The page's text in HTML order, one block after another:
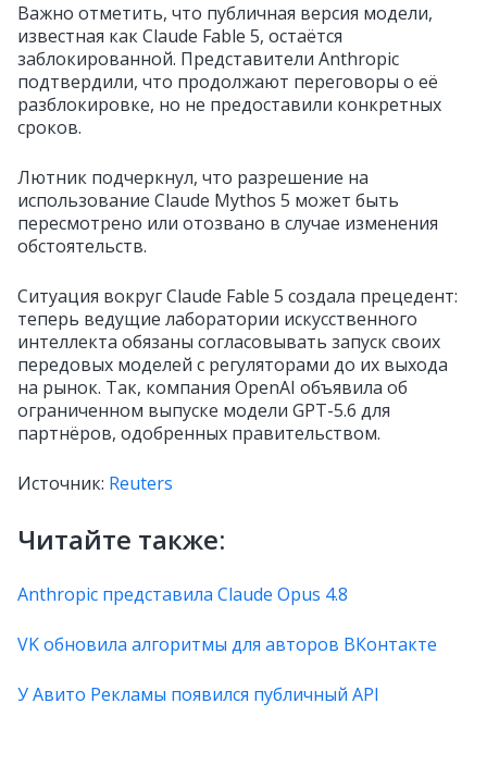
Важно отметить, что публичная версия модели,
известная как Claude Fable 5, остаётся
заблокированной. Представители Anthropic
подтвердили, что продолжают переговоры о её
разблокировке, но не предоставили конкретных
сроков.
Лютник подчеркнул, что разрешение на
использование Claude Mythos 5 может быть
пересмотрено или отозвано в случае изменения
обстоятельств.
Ситуация вокруг Claude Fable 5 создала прецедент:
теперь ведущие лаборатории искусственного
интеллекта обязаны согласовывать запуск своих
передовых моделей с регуляторами до их выхода
на рынок. Так, компания OpenAI объявила об
ограниченном выпуске модели GPT-5.6 для
партнёров, одобренных правительством.
Источник: Reuters
Читайте также:
Anthropic представила Claude Opus 4.8
VK обновила алгоритмы для авторов ВКонтакте
У Авито Рекламы появился публичный API